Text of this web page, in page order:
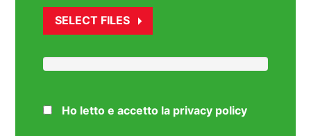
SELECT FILES
Ho letto e accetto la privacy policy